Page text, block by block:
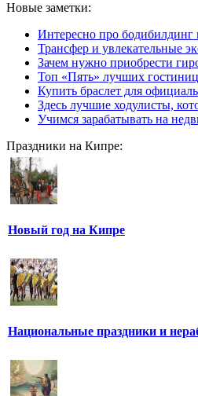
Новые заметки:
Интересно про
Трансфер и увлекательные
Зачем нужно приобрести
Топ «Пять» лучших
Купить браслет для
Здесь лучшие ходулисты,
Учимся зарабатывать на
Праздники на Кипре:
Новый год на Кипре
Национальные праздники и